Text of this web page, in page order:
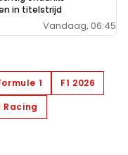
in titelstrijd
Vandaag, 06:45
1
F1 2026
Racing